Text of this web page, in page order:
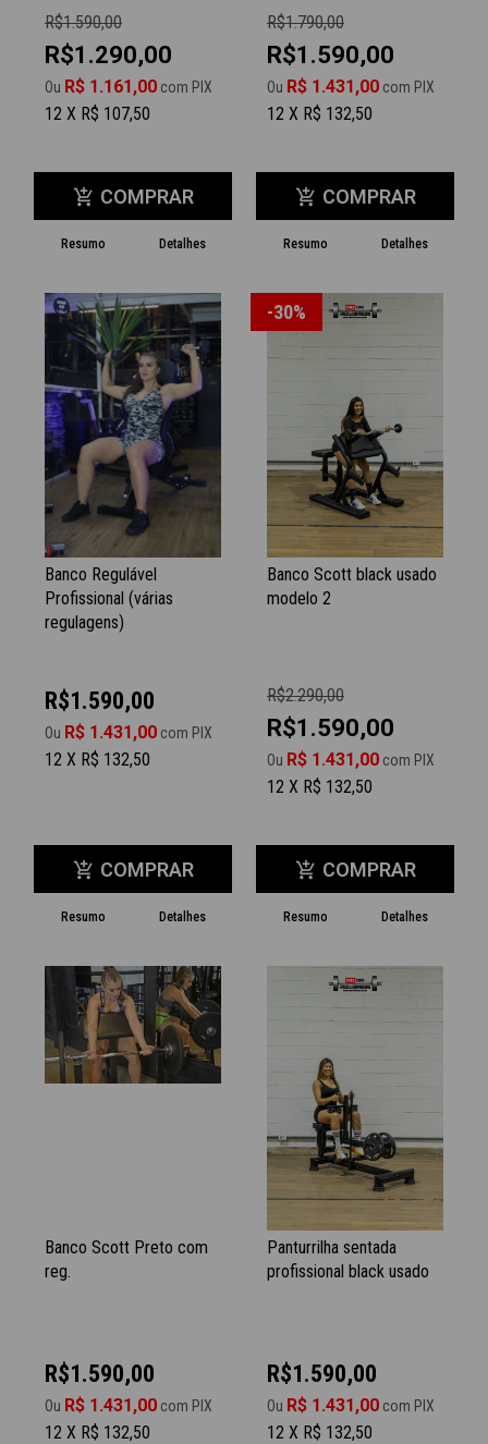
R$1.590,00
R$1.290,00
Ou R$ 1.161,00 com PIX
12 X R$ 107,50
add_shopping_cart COMPRAR
Resumo Detalhes
R$1.790,00
R$1.590,00
Ou R$ 1.431,00 com PIX
12 X R$ 132,50
add_shopping_cart COMPRAR
Resumo Detalhes
Banco Regulável
Profissional (várias
regulagens)
R$1.590,00
Ou R$ 1.431,00 com PIX
12 X R$ 132,50
add_shopping_cart COMPRAR
Resumo Detalhes
-30%
Banco Scott black usado
modelo 2
R$2.290,00
R$1.590,00
Ou R$ 1.431,00 com PIX
12 X R$ 132,50
add_shopping_cart COMPRAR
Resumo Detalhes
Banco Scott Preto com
reg.
R$1.590,00
Ou R$ 1.431,00 com PIX
12 X R$ 132,50
Panturrilha sentada
profissional black usado
R$1.590,00
Ou R$ 1.431,00 com PIX
12 X R$ 132,50